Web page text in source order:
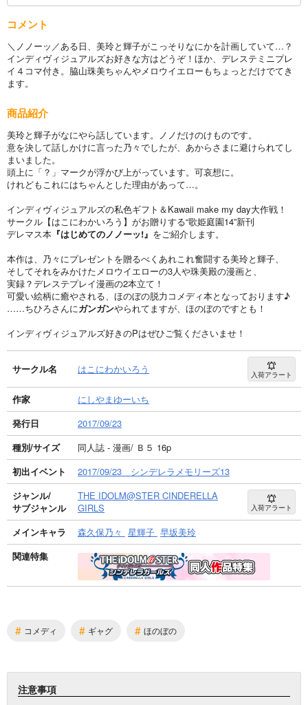
コメント
＼ノノーッ／ある日、美玲と輝子がこっそりなにかを計画していて…？
インディヴィジュアルズお好きな方はどうぞ！ほか、デレステミニプレ
イ４コマ付き。脇山珠美ちゃんやメロウイエローもちょっとだけでてき
ます。
商品紹介
美玲と輝子がなにやら話しています。ノノだけのけものです。
意を決して話しかけに言った乃々でしたが、あからさまに避けられてし
まいました。
頭上に「？」マークが浮かび上がっています。可哀想に。
けれどもこれにはちゃんとした理由があって…。
インディヴィジュアルズの私色ギフト＆Kawaii make my day大作戦！
サークル【はこにわかいろう】がお贈りする“歌姫庭園14”新刊
デレマス本 『はじめてのノノーッ!』 をご紹介します。
本作は、乃々にプレゼントを贈るべくあれこれ奮闘する美玲と輝子、
そしてそれをみかけたメロウイエローの3人や珠美殿の漫画と、
実録？デレステプレイ漫画の2本立て！
可愛い絵柄に癒やされる、ほのぼの脱力コメディ本となっております♪
……ちひろさんにガンガンやられてますが、ほのぼのですとも！
インディヴィジュアルズ好きのPはぜひご覧くださいませ！
サークル名 はこにわかいろう 入荷アラート
作家
にしやまゆーいち
発行日
2017/09/23
種別/サイズ
同人誌 - 漫画/ Ｂ５ 16p
初出イベント
2017/09/23 シンデレラメモリーズ13
ジャンル/
サブジャンル
THE IDOLM@STER CINDERELLA
GIRLS
入荷アラート
メインキャラ 森久保乃々 星輝子 早坂美玲
関連特集
# コメディ # ギャグ # ほのぼの
注意事項